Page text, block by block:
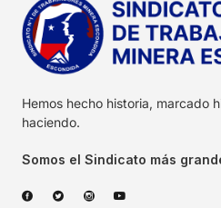
Hemos hecho historia, marcado
haciendo.
Somos el Sindicato más